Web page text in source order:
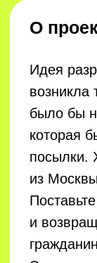
Данила
Создан